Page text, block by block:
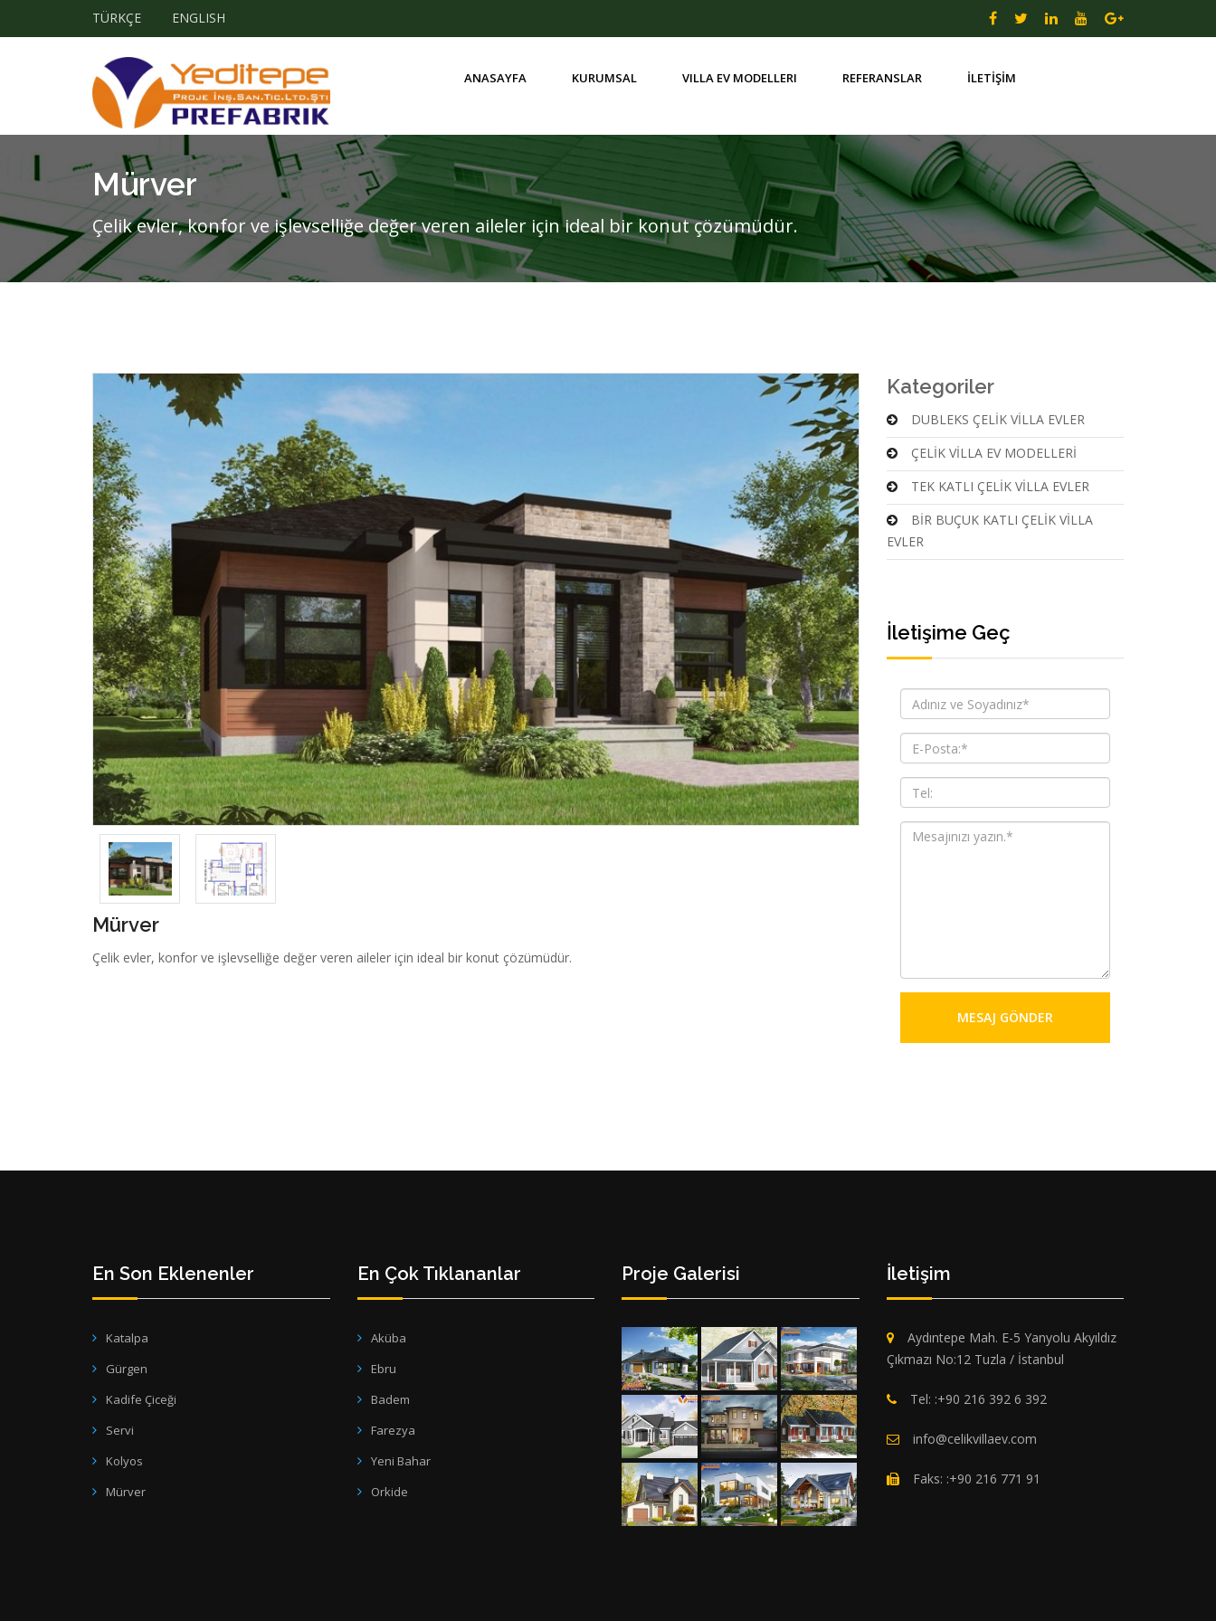
TÜRKÇE ENGLISH
ANASAYFA KURUMSAL VILLA EV MODELLERI REFERANSLAR İLETİŞİM
Mürver
Çelik evler, konfor ve işlevselliğe değer veren aileler için ideal bir konut çözümüdür.
Mürver
Çelik evler, konfor ve işlevselliğe değer veren aileler için ideal bir konut çözümüdür.
Kategoriler
DUBLEKS ÇELİK VİLLA EVLER
ÇELİK VİLLA EV MODELLERİ
TEK KATLI ÇELİK VİLLA EVLER
BİR BUÇUK KATLI ÇELİK VİLLA
EVLER
İletişime Geç
MESAJ GÖNDER
En Son Eklenenler
Katalpa
Gürgen
Kadife Çiceği
Servi
Kolyos
Mürver
En Çok Tıklananlar
Aküba
Ebru
Badem
Farezya
Yeni Bahar
Orkide
Proje Galerisi İletişim
Aydıntepe Mah. E-5 Yanyolu Akyıldız
Çıkmazı No:12 Tuzla / İstanbul
Tel: :+90 216 392 6 392
info@celikvillaev.com
Faks: :+90 216 771 91